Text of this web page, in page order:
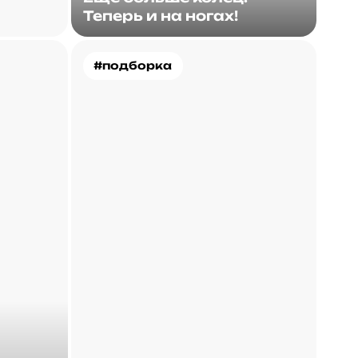
Теперь и на ногах!
#подборка